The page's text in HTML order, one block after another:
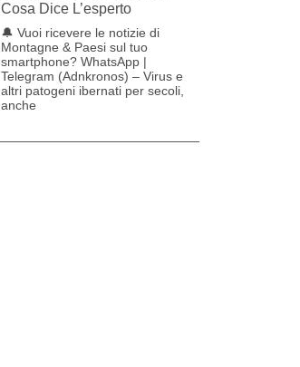
Cosa Dice L’esperto
🔔 Vuoi ricevere le notizie di
Montagne & Paesi sul tuo
smartphone? WhatsApp |
Telegram (Adnkronos) – Virus e
altri patogeni ibernati per secoli,
anche